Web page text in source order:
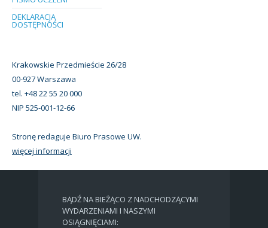
DEKLARACJA
DOSTĘPNOŚCI
Krakowskie Przedmieście 26/28
00-927 Warszawa
tel. +48 22 55 20 000
NIP 525-001-12-66
Stronę redaguje Biuro Prasowe UW.
więcej informacji
BĄDŹ NA BIEŻĄCO Z NADCHODZĄCYMI
WYDARZENIAMI I NASZYMI
OSIĄGNIĘCIAMI: